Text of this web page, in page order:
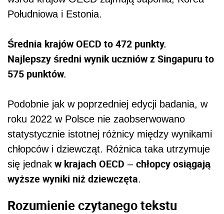
Południowa i Estonia.
Średnia krajów OECD to 472 punkty.
Najlepszy średni wynik uczniów z Singapuru to
575 punktów.
Podobnie jak w poprzedniej edycji badania, w
roku 2022 w Polsce nie zaobserwowano
statystycznie istotnej różnicy między wynikami
chłopców i dziewcząt. Różnica taka utrzymuje
się jednak w krajach OECD – chłopcy osiągają
wyższe wyniki niż dziewczęta.
Rozumienie czytanego tekstu